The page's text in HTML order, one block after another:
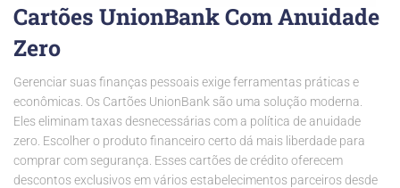
Cartões UnionBank Com Anuidade
Zero
Gerenciar suas finanças pessoais exige ferramentas práticas e
econômicas. Os Cartões UnionBank são uma solução moderna.
Eles eliminam taxas desnecessárias com a política de anuidade
zero. Escolher o produto financeiro certo dá mais liberdade para
comprar com segurança. Esses cartões de crédito oferecem
descontos exclusivos em vários estabelecimentos parceiros desde